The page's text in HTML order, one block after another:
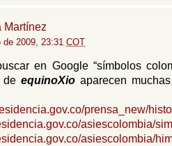
Martínez
de 2009, 23:31 COT
en Google “símbolos
de equinoXio aparecen
prensa_new/
asiescolombia/
asiescolombia/